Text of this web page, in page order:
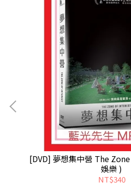
[DVD] 夢想集中營 The
娛樂 )
NT$340